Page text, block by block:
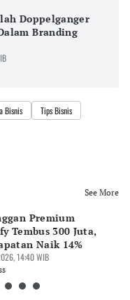
Doppelganger
Branding
Bisnis
Tips Bisnis
See More
Premium
Tembus 300 Juta,
Naik 14%
14:40 WIB